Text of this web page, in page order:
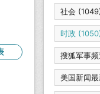
社会
时政
搜狐军事频
美国新闻